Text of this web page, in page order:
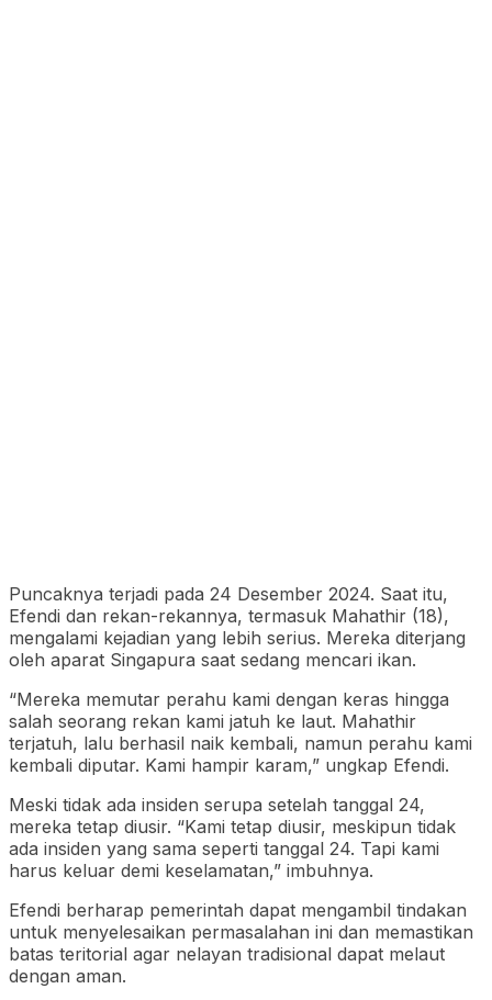
Puncaknya terjadi pada 24 Desember 2024. Saat itu,
Efendi dan rekan-rekannya, termasuk Mahathir (18),
mengalami kejadian yang lebih serius. Mereka diterjang
oleh aparat Singapura saat sedang mencari ikan.
“Mereka memutar perahu kami dengan keras hingga
salah seorang rekan kami jatuh ke laut. Mahathir
terjatuh, lalu berhasil naik kembali, namun perahu kami
kembali diputar. Kami hampir karam,” ungkap Efendi.
Meski tidak ada insiden serupa setelah tanggal 24,
mereka tetap diusir. “Kami tetap diusir, meskipun tidak
ada insiden yang sama seperti tanggal 24. Tapi kami
harus keluar demi keselamatan,” imbuhnya.
Efendi berharap pemerintah dapat mengambil tindakan
untuk menyelesaikan permasalahan ini dan memastikan
batas teritorial agar nelayan tradisional dapat melaut
dengan aman.